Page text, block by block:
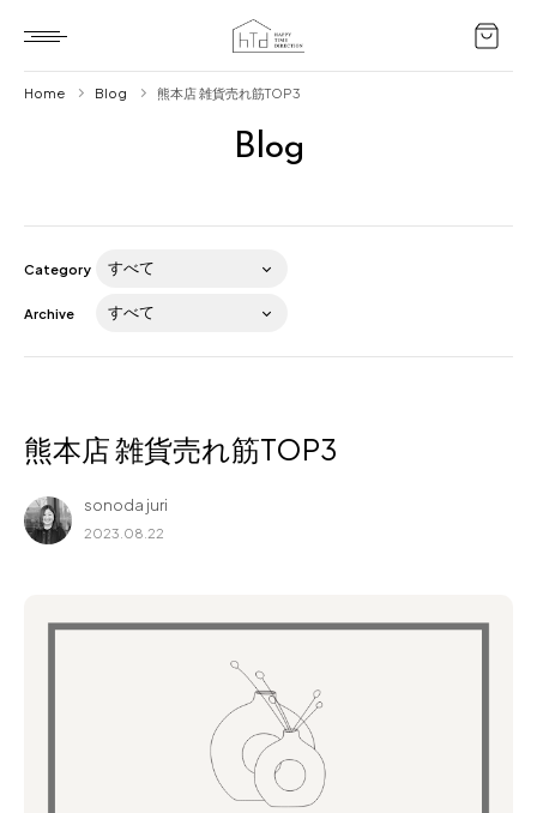
Blog
About us
Blog
Home Blog 熊本店 雑貨売れ筋TOP3
Category
Archive
熊本店 雑貨売れ筋TOP3
sonoda juri
2023.08.22